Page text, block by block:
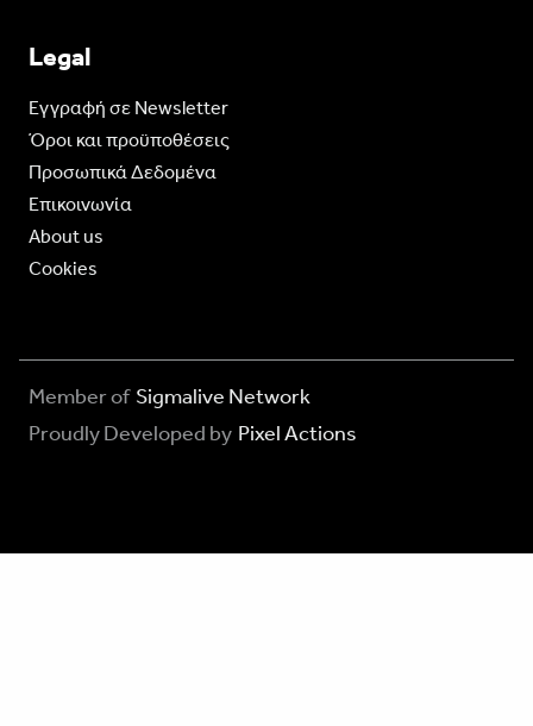
Legal
Eγγραφή σε Newsletter
Όροι και προϋποθέσεις
Προσωπικά Δεδομένα
Επικοινωνία
About us
Cookies
Member of Sigmalive Network
Proudly Developed by Pixel Actions